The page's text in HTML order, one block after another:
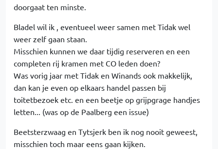
doorgaat ten minste.
Bladel wil ik , eventueel weer samen met Tidak wel
weer zelf gaan staan.
Misschien kunnen we daar tijdig reserveren en een
completen rij kramen met CO leden doen?
Was vorig jaar met Tidak en Winands ook makkelijk,
dan kan je even op elkaars handel passen bij
toitetbezoek etc. en een beetje op grijpgrage handjes
letten... (was op de Paalberg een issue)
Beetsterzwaag en Tytsjerk ben ik nog nooit geweest,
misschien toch maar eens gaan kijken.